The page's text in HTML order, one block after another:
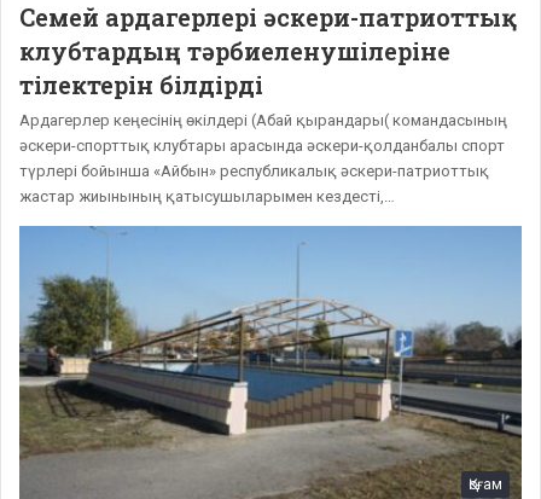
Семей ардагерлері әскери-патриоттық
клубтардың тәрбиеленушілеріне
тілектерін білдірді
Ардагерлер кеңесінің өкілдері (Абай қырандары( командасының
әскери-спорттық клубтары арасында әскери-қолданбалы спорт
түрлері бойынша «Айбын» республикалық әскери-патриоттық
жастар жиынының қатысушыларымен кездесті,…
Қоғам